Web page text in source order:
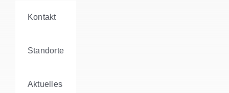
Kontakt
Standorte
Aktuelles